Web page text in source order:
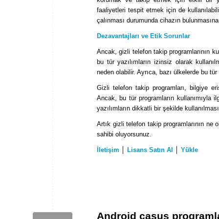
faaliyetleri tespit etmek için de
çalınması durumunda cihazın
Dezavantajları ve Etik Sorunlar
Ancak, gizli telefon takip programlarının
bu tür yazılımların izinsiz olarak
neden olabilir. Ayrıca, bazı ülkelerde bu tür
Gizli telefon takip programları, bilgiye
Ancak, bu tür programların kullanımıyla
yazılımların dikkatli bir şekilde
Artık gizli telefon takip programlarının ne
sahibi oluyorsunuz.
İletişim Lisans Satın Al Yükle
Android casus